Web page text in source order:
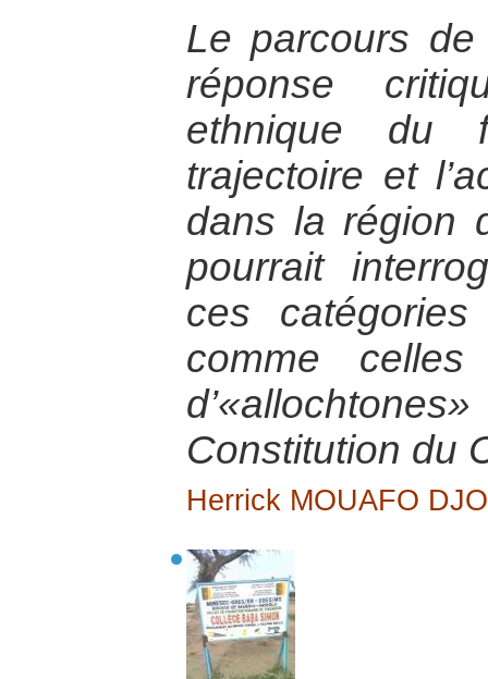
Le parcours
réponse
ethnique du
trajectoire et
dans la région
pourrait
ces
comme celles
Constitution du
Herrick MOUAFO